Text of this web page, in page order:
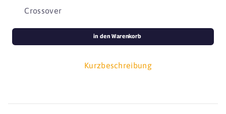
Crossover
Kurzbeschreibung
in den Warenkorb